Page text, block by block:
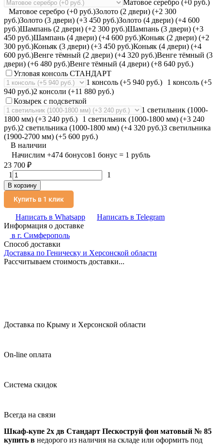
Матовое серебро (+0 руб.)
Матовое серебро (+0 руб.)Золото (2 двери) (+2 300
руб.)Золото (3 двери) (+3 450 руб.)Золото (4 двери) (+4 600
руб.)Шампань (2 двери) (+2 300 руб.)Шампань (3 двери) (+3
450 руб.)Шампань (4 двери) (+4 600 руб.)Коньяк (2 двери) (+2
300 руб.)Коньяк (3 двери) (+3 450 руб.)Коньяк (4 двери) (+4
600 руб.)Венге тёмный (2 двери) (+4 320 руб.)Венге тёмный (3
двери) (+6 480 руб.)Венге тёмный (4 двери) (+8 640 руб.)
Угловая консоль СТАНДАРТ
1 консоль (+5 940 руб.)
1 консоль (+5
940 руб.)2 консоли (+11 880 руб.)
Козырек с подсветкой
1 светильник (1000-
1800 мм) (+3 240 руб.)
1 светильник (1000-1800 мм) (+3 240
руб.)2 светильника (1000-1800 мм) (+4 320 руб.)3 светильника
(1900-2700 мм) (+5 600 руб.)
В наличии
Начислим +474 бонусов1 бонус = 1 рубль
23 700 ₽
1
1
В корзину
Купить в 1 клик
Написать в Whatsapp
Написать в Telegram
Информация о доставке
в г. Симферополь
Способ доставки
Доставка по Геническу и Херсонской области
Рассчитываем стоимость доставки...
Доставка по Крыму и Херсонской области
On-line оплата
Система скидок
Всегда на связи
Шкаф-купе 2х дв Стандарт Пескоструй фон матовый № 85
купить в недорого из наличия на складе или оформить под